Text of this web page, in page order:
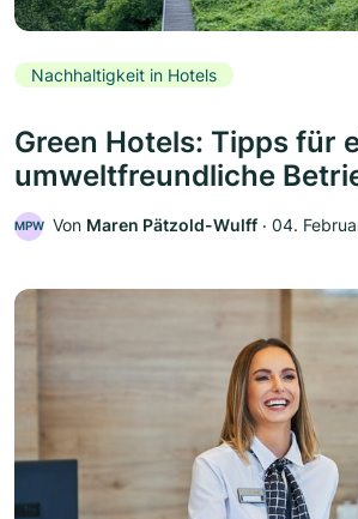
Nachhaltigkeit in Hotels
Green Hotels: Tipps für
umweltfreundliche
MPW Von Maren Pätzold-Wulff ‧ 04.